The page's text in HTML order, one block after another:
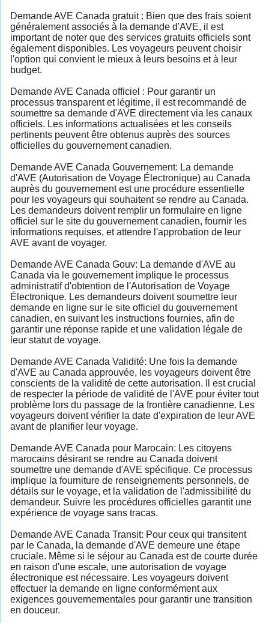
Demande AVE Canada gratuit : Bien que des frais soient
généralement associés à la demande d'AVE, il est
important de noter que des services gratuits officiels sont
également disponibles. Les voyageurs peuvent choisir
l'option qui convient le mieux à leurs besoins et à leur
budget.
Demande AVE Canada officiel : Pour garantir un
processus transparent et légitime, il est recommandé de
soumettre sa demande d'AVE directement via les canaux
officiels. Les informations actualisées et les conseils
pertinents peuvent être obtenus auprès des sources
officielles du gouvernement canadien.
Demande AVE Canada Gouvernement: La demande
d'AVE (Autorisation de Voyage Électronique) au Canada
auprès du gouvernement est une procédure essentielle
pour les voyageurs qui souhaitent se rendre au Canada.
Les demandeurs doivent remplir un formulaire en ligne
officiel sur le site du gouvernement canadien, fournir les
informations requises, et attendre l'approbation de leur
AVE avant de voyager.
Demande AVE Canada Gouv: La demande d'AVE au
Canada via le gouvernement implique le processus
administratif d'obtention de l'Autorisation de Voyage
Électronique. Les demandeurs doivent soumettre leur
demande en ligne sur le site officiel du gouvernement
canadien, en suivant les instructions fournies, afin de
garantir une réponse rapide et une validation légale de
leur statut de voyage.
Demande AVE Canada Validité: Une fois la demande
d'AVE au Canada approuvée, les voyageurs doivent être
conscients de la validité de cette autorisation. Il est crucial
de respecter la période de validité de l'AVE pour éviter tout
problème lors du passage de la frontière canadienne. Les
voyageurs doivent vérifier la date d'expiration de leur AVE
avant de planifier leur voyage.
Demande AVE Canada pour Marocain: Les citoyens
marocains désirant se rendre au Canada doivent
soumettre une demande d'AVE spécifique. Ce processus
implique la fourniture de renseignements personnels, de
détails sur le voyage, et la validation de l'admissibilité du
demandeur. Suivre les procédures officielles garantit une
expérience de voyage sans tracas.
Demande AVE Canada Transit: Pour ceux qui transitent
par le Canada, la demande d'AVE demeure une étape
cruciale. Même si le séjour au Canada est de courte durée
en raison d'une escale, une autorisation de voyage
électronique est nécessaire. Les voyageurs doivent
effectuer la demande en ligne conformément aux
exigences gouvernementales pour garantir une transition
en douceur.